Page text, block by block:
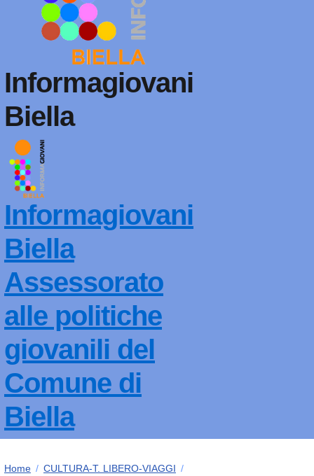
Informagiovani
Biella
Informagiovani
Biella
Assessorato
alle politiche
giovanili del
Comune di
Biella
Home / CULTURA-T. LIBERO-VIAGGI /